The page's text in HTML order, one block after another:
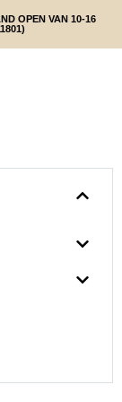
OPEN VAN 10-16